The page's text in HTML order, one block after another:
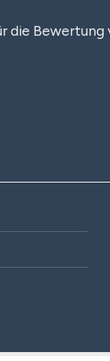
die